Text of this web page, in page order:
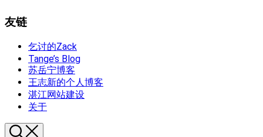
友链
乞讨的Zack
Tange’s Blog
苏岳宁博客
王志新的个人博客
湛江网站建设
关于